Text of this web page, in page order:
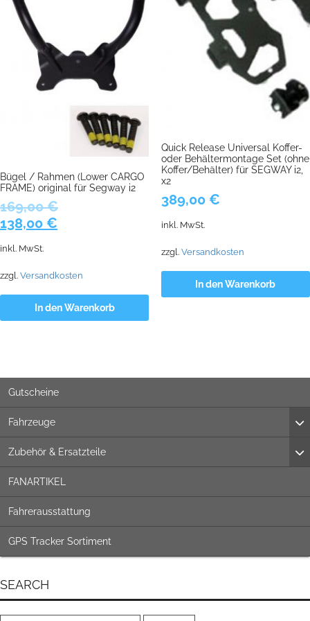
Bügel / Rahmen (Lower CARGO
FRAME) original für Segway i2
169,00€
Ursprünglicher
war:
169,00 €
138,00 €
138,00 €.
inkl. MwSt.
zzgl. Versandkosten
In den Warenkorb
Quick Release Universal Koffer-
oder Behältermontage Set (ohne
Koffer/Behälter) für SEGWAY i2,
x2
389,00 €
inkl. MwSt.
zzgl. Versandkosten
In den Warenkorb
Gutscheine
Fahrzeuge
Zubehör & Ersatzteile
FANARTIKEL
Fahrerausstattung
GPS Tracker Sortiment
SEARCH